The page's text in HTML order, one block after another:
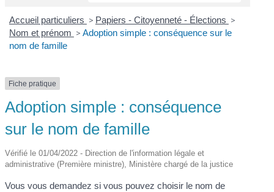
Accueil particuliers > Papiers - Citoyenneté - Élections >
Nom et prénom > Adoption simple : conséquence sur le
nom de famille
Fiche pratique
Adoption simple : conséquence
sur le nom de famille
Vérifié le 01/04/2022 - Direction de l'information légale et
administrative (Première ministre), Ministère chargé de la justice
Vous vous demandez si vous pouvez choisir le nom de